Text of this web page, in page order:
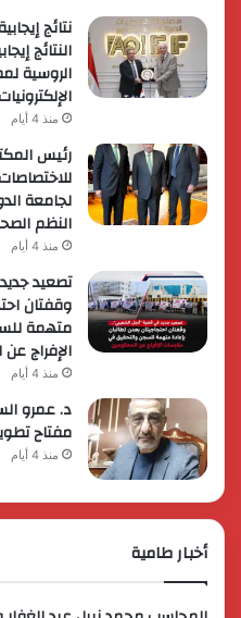
نتائج
النتائج
الروسية
منذ 4 أيام
رئيس
لجامعة
النظم
منذ 4 أيام
تصعيد
وقفتان
متهمة
الإفراج
منذ 4 أيام
د. عمرو
مفتاح
منذ 4 أيام
أخبار طامية